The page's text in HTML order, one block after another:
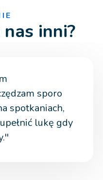
nas inni?
sporo
spotkaniach,
lukę gdy